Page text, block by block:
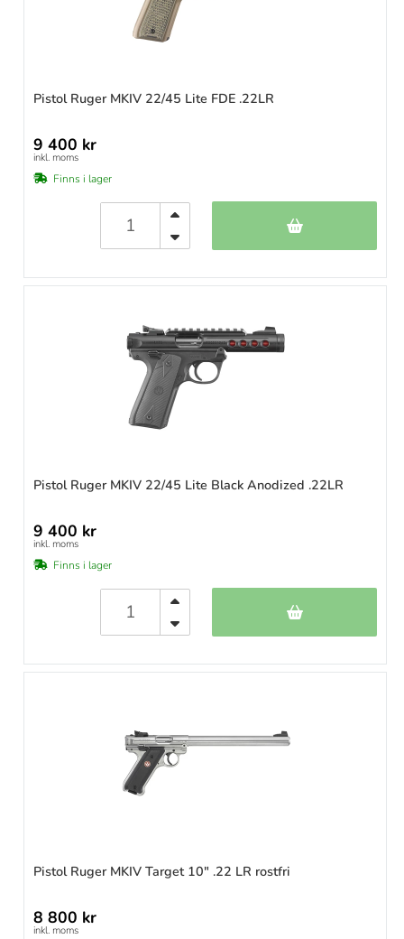
Pistol Ruger MKIV 22/45 Lite FDE .22LR
9 400 kr
inkl. moms
Finns i lager
Pistol Ruger MKIV 22/45 Lite Black Anodized .22LR
9 400 kr
inkl. moms
Finns i lager
Pistol Ruger MKIV Target 10" .22 LR rostfri
8 800 kr
inkl. moms